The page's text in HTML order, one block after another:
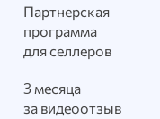
Партнерская
программа
для селлеров
3 месяца
за видеоотзыв